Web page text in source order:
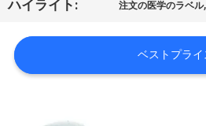
旅
行
ハイライト: 注文の医学のラベル
ベストプライ